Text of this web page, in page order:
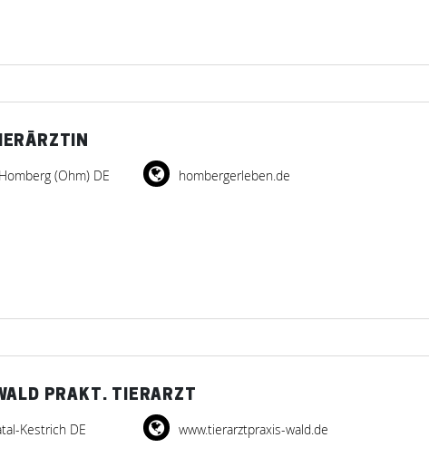
(Ohm) DE hombergerleben.de
PRAKT. TIERARZT
Kestrich DE www.tierarztpraxis-wald.de